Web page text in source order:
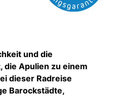
und die
die Apulien zu einem
dieser Radreise
Barockstädte,